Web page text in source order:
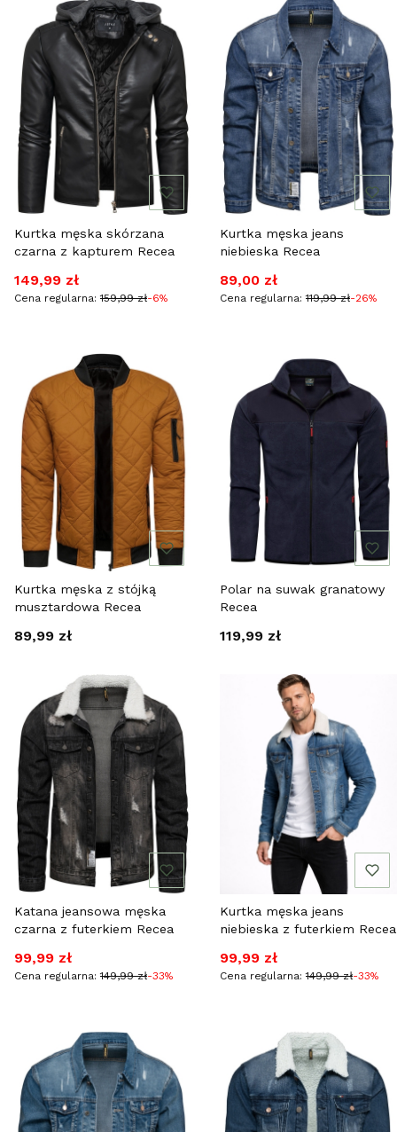
Kurtka męska skórzana
czarna z kapturem Recea
Cena promocyjna
149,99 zł
Cena regularna: 159,99 zł-6%
Kurtka męska jeans
niebieska Recea
Cena promocyjna
89,00 zł
Cena regularna: 119,99 zł-26%
Kurtka męska z stójką
musztardowa Recea
Cena
89,99 zł
Polar na suwak granatowy
Recea
Cena
119,99 zł
Katana jeansowa męska
czarna z futerkiem Recea
Cena promocyjna
99,99 zł
Cena regularna: 149,99 zł-33%
Kurtka męska jeans
niebieska z futerkiem Recea
Cena promocyjna
99,99 zł
Cena regularna: 149,99 zł-33%